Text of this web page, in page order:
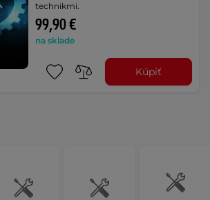
technikmi.
99,90 €
na sklade
Kúpiť